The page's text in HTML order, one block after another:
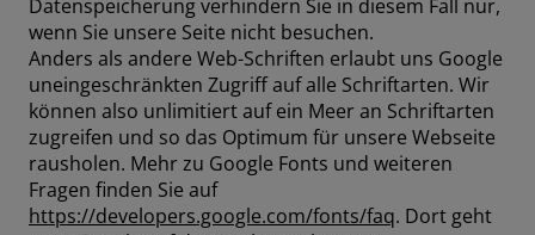
Datenspeicherung verhindern Sie in diesem Fall nur,
wenn Sie unsere Seite nicht besuchen.
Anders als andere Web-Schriften erlaubt uns Google
uneingeschränkten Zugriff auf alle Schriftarten. Wir
können also unlimitiert auf ein Meer an Schriftarten
zugreifen und so das Optimum für unsere Webseite
rausholen. Mehr zu Google Fonts und weiteren
Fragen finden Sie auf
https://developers.google.com/fonts/faq. Dort geht